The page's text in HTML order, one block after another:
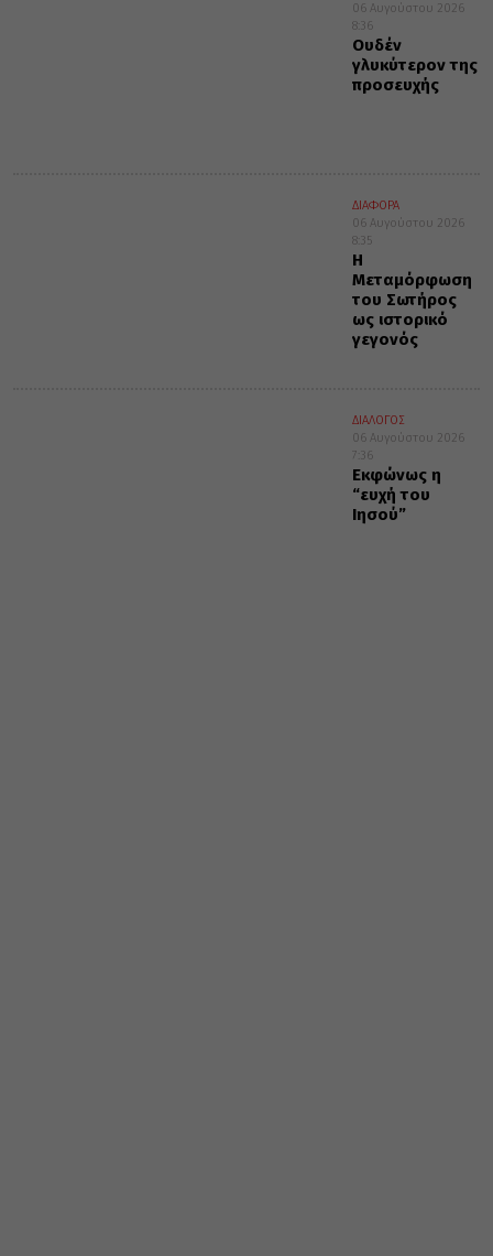
06 Αυγούστου 2026
8:36
Ουδέν
γλυκύτερον της
προσευχής
ΔΙΑΦΟΡΑ
06 Αυγούστου 2026
8:35
Η
Μεταμόρφωση
του Σωτήρος
ως ιστορικό
γεγονός
ΔΙΑΛΟΓΟΣ
06 Αυγούστου 2026
7:36
Εκφώνως η
“ευχή του
Ιησού”